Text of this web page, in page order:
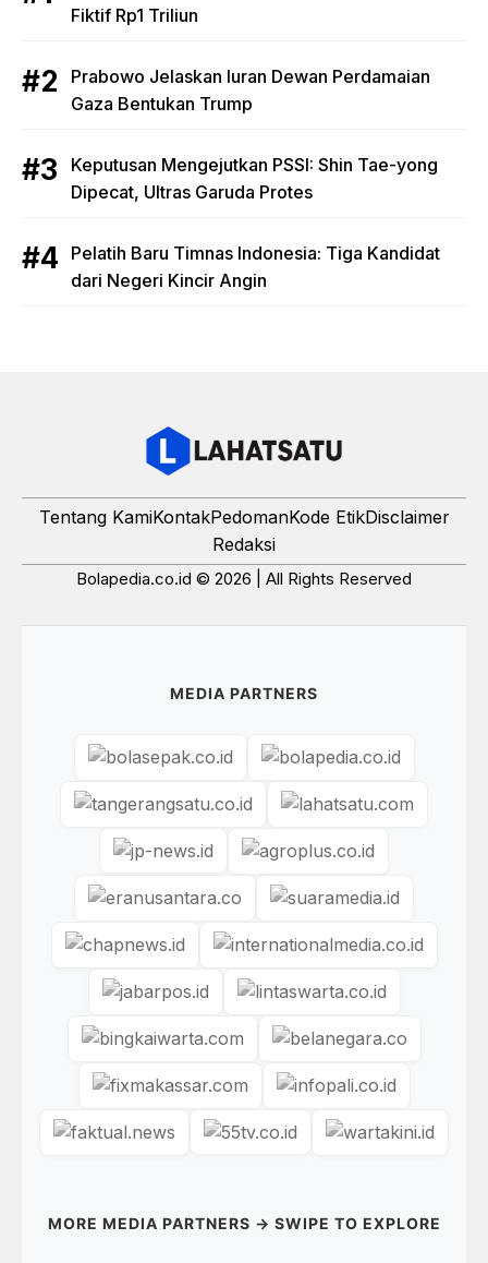
Fiktif Rp1 Triliun
Prabowo Jelaskan Iuran Dewan Perdamaian
Gaza Bentukan Trump
Keputusan Mengejutkan PSSI: Shin Tae-yong
Dipecat, Ultras Garuda Protes
Pelatih Baru Timnas Indonesia: Tiga Kandidat
dari Negeri Kincir Angin
Tentang KamiKontakPedomanKode EtikDisclaimer
Redaksi
Bolapedia.co.id © 2026 | All Rights Reserved
MEDIA PARTNERS
MORE MEDIA PARTNERS → SWIPE TO EXPLORE